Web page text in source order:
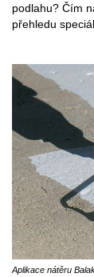
podlahu? Čím
přehledu
Aplikace nátěru